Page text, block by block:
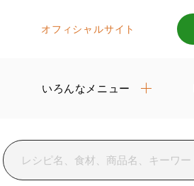
オフィシャルサイト
いろんなメニュー